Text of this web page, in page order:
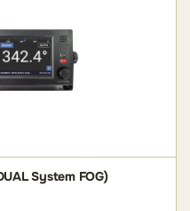
System FOG)